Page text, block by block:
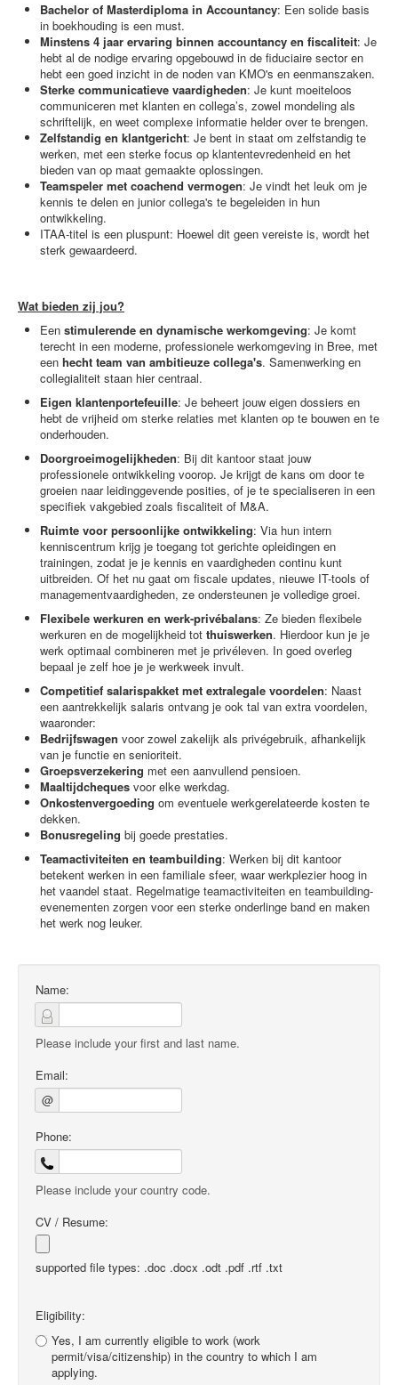
Bachelor of Masterdiploma in Accountancy: Een solide basis
in boekhouding is een must.
Minstens 4 jaar ervaring binnen accountancy en fiscaliteit: Je
hebt al de nodige ervaring opgebouwd in de fiduciaire sector en
hebt een goed inzicht in de noden van KMO's en eenmanszaken.
Sterke communicatieve vaardigheden: Je kunt moeiteloos
communiceren met klanten en collega’s, zowel mondeling als
schriftelijk, en weet complexe informatie helder over te brengen.
Zelfstandig en klantgericht: Je bent in staat om zelfstandig te
werken, met een sterke focus op klantentevredenheid en het
bieden van op maat gemaakte oplossingen.
Teamspeler met coachend vermogen: Je vindt het leuk om je
kennis te delen en junior collega's te begeleiden in hun
ontwikkeling.
ITAA-titel is een pluspunt: Hoewel dit geen vereiste is, wordt het
sterk gewaardeerd.
Wat bieden zij jou?
Een stimulerende en dynamische werkomgeving: Je komt
terecht in een moderne, professionele werkomgeving in Bree, met
een hecht team van ambitieuze collega's. Samenwerking en
collegialiteit staan hier centraal.
Eigen klantenportefeuille: Je beheert jouw eigen dossiers en
hebt de vrijheid om sterke relaties met klanten op te bouwen en te
onderhouden.
Doorgroeimogelijkheden: Bij dit kantoor staat jouw
professionele ontwikkeling voorop. Je krijgt de kans om door te
groeien naar leidinggevende posities, of je te specialiseren in een
specifiek vakgebied zoals fiscaliteit of M&A.
Ruimte voor persoonlijke ontwikkeling: Via hun intern
kenniscentrum krijg je toegang tot gerichte opleidingen en
trainingen, zodat je je kennis en vaardigheden continu kunt
uitbreiden. Of het nu gaat om fiscale updates, nieuwe IT-tools of
managementvaardigheden, ze ondersteunen je volledige groei.
Flexibele werkuren en werk-privébalans: Ze bieden flexibele
werkuren en de mogelijkheid tot thuiswerken. Hierdoor kun je je
werk optimaal combineren met je privéleven. In goed overleg
bepaal je zelf hoe je je werkweek invult.
Competitief salarispakket met extralegale voordelen: Naast
een aantrekkelijk salaris ontvang je ook tal van extra voordelen,
waaronder:
Bedrijfswagen voor zowel zakelijk als privégebruik, afhankelijk
van je functie en senioriteit.
Groepsverzekering met een aanvullend pensioen.
Maaltijdcheques voor elke werkdag.
Onkostenvergoeding om eventuele werkgerelateerde kosten te
dekken.
Bonusregeling bij goede prestaties.
Teamactiviteiten en teambuilding: Werken bij dit kantoor
betekent werken in een familiale sfeer, waar werkplezier hoog in
het vaandel staat. Regelmatige teamactiviteiten en teambuilding-
evenementen zorgen voor een sterke onderlinge band en maken
het werk nog leuker.
Name:
Please include your first and last name.
Email:
@
Phone:
Please include your country code.
CV / Resume:
supported file types: .doc .docx .odt .pdf .rtf .txt
Eligibility:
Yes, I am currently eligible to work (work
permit/visa/citizenship) in the country to which I am
applying.